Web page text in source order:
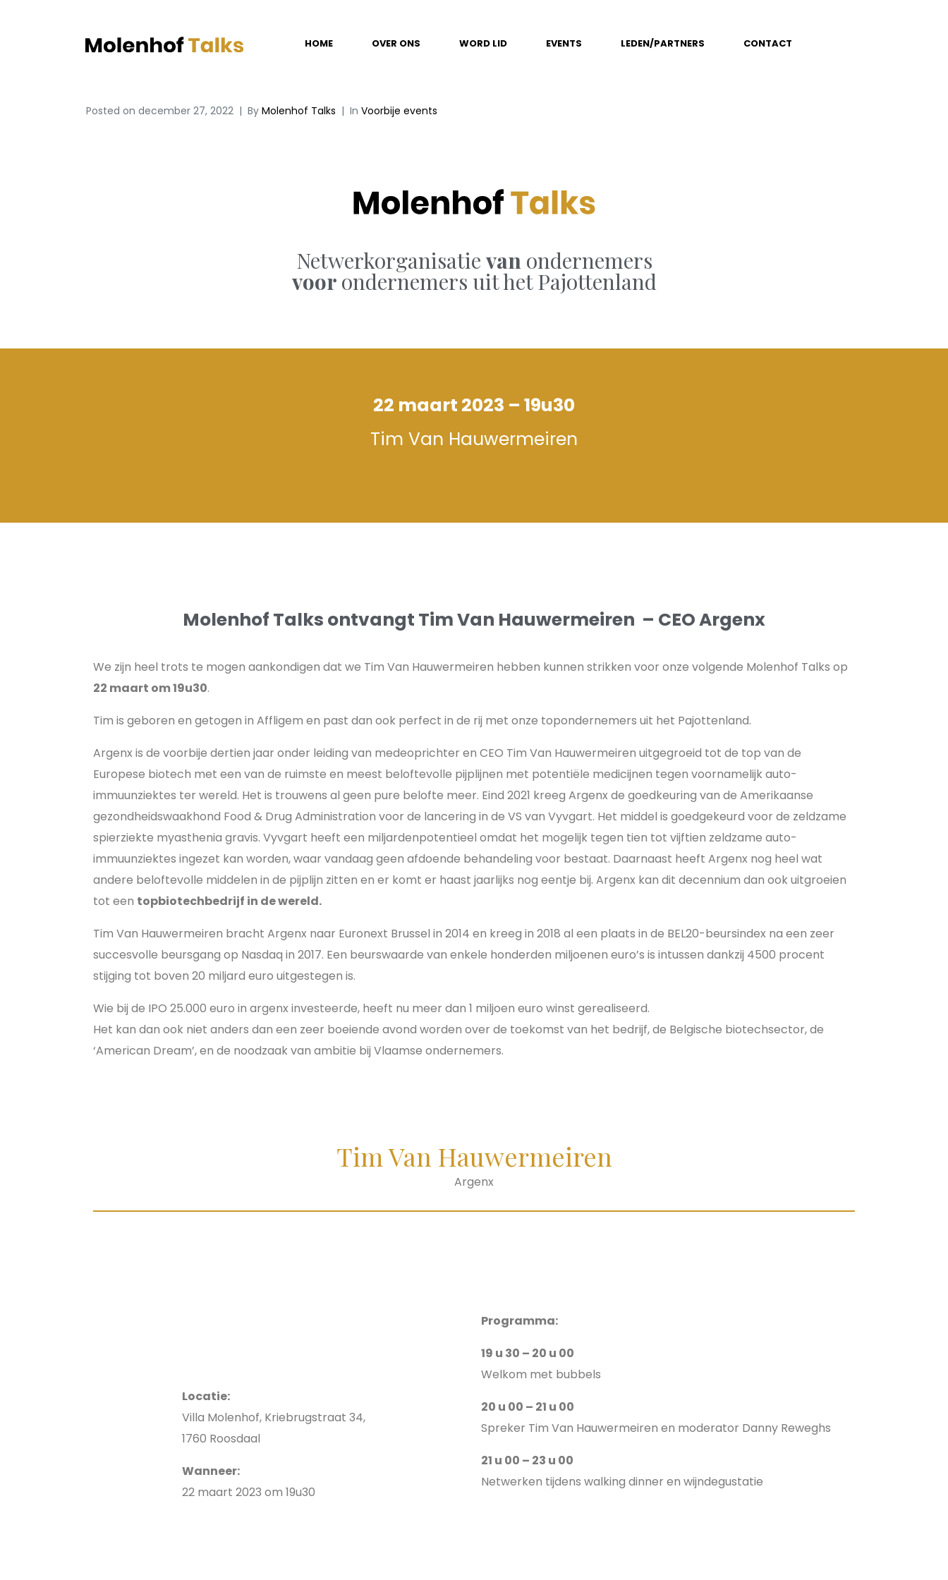
HOME OVER ONS WORD LID EVENTS LEDEN/PARTNERS CONTACT
Posted on december 27, 2022 By Molenhof Talks In Voorbije events
Netwerkorganisatievan ondernemers
voor ondernemers uit het Pajottenland
22 maart 2023 – 19u30
Tim Van Hauwermeiren
Molenhof Talks ontvangt Tim Van Hauwermeiren – CEO Argenx
We zijn heel trots te mogen aankondigen dat we Tim Van Hauwermeiren hebben kunnen strikken voor onze volgende Molenhof Talks op
22 maart om 19u30.
Tim is geboren en getogen in Affligem en past dan ook perfect in de rij met onze topondernemers uit het Pajottenland.
Argenx is de voorbije dertien jaar onder leiding van medeoprichter en CEO Tim Van Hauwermeiren uitgegroeid tot de top van de
Europese biotech met een van de ruimste en meest beloftevolle pijplijnen met potentiële medicijnen tegen voornamelijk auto-
immuunziektes ter wereld. Het is trouwens al geen pure belofte meer. Eind 2021 kreeg Argenx de goedkeuring van de Amerikaanse
gezondheidswaakhond Food & Drug Administration voor de lancering in de VS van Vyvgart. Het middel is goedgekeurd voor de zeldzame
spierziekte myasthenia gravis. Vyvgart heeft een miljardenpotentieel omdat het mogelijk tegen tien tot vijftien zeldzame auto-
immuunziektes ingezet kan worden, waar vandaag geen afdoende behandeling voor bestaat. Daarnaast heeft Argenx nog heel wat
andere beloftevolle middelen in de pijplijn zitten en er komt er haast jaarlijks nog eentje bij. Argenx kan dit decennium dan ook uitgroeien
tot een topbiotechbedrijf in de wereld.
Tim Van Hauwermeiren bracht Argenx naar Euronext Brussel in 2014 en kreeg in 2018 al een plaats in de BEL20-beursindex na een zeer
succesvolle beursgang op Nasdaq in 2017. Een beurswaarde van enkele honderden miljoenen euro’s is intussen dankzij 4500 procent
stijging tot boven 20 miljard euro uitgestegen is.
Wie bij de IPO 25.000 euro in argenx investeerde, heeft nu meer dan 1 miljoen euro winst gerealiseerd.
Het kan dan ook niet anders dan een zeer boeiende avond worden over de toekomst van het bedrijf, de Belgische biotechsector, de
‘American Dream’, en de noodzaak van ambitie bij Vlaamse ondernemers.
Tim Van Hauwermeiren
Argenx
Locatie:
Villa Molenhof, Kriebrugstraat 34,
1760 Roosdaal
Wanneer:
22 maart 2023 om 19u30
Programma:
19 u 30 – 20 u 00
Welkom met bubbels
20 u 00 – 21 u 00
Spreker Tim Van Hauwermeiren en moderator Danny Reweghs
21 u 00 – 23 u 00
Netwerken tijdens walking dinner en wijndegustatie